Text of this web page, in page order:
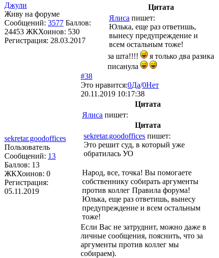
Джули
Живу на форуме
Сообщений: 3577 Баллов:
24453 ЖКХоинов: 530
Регистрация: 28.03.2017
Цитата
Ялиса пишет:
Юлька, еще раз ответишь,
вынесу предупреждение и
всем остальным тоже!
за шта!!!!
я только два разика
писанула
sekretar.goodoffices
Пользователь
Сообщений: 13
Баллов: 13
ЖКХоинов: 0
Регистрация:
05.11.2019
#38
Это нравится:0Да/0Нет
20.11.2019 10:17:38
Цитата
Ялиса пишет:
Цитата
sekretar.goodoffices пишет:
Это решит суд, в который уже
обратилась УО
Народ, все, точка! Вы помогаете
собственнику собирать аргументы
против коллег Правила форума!
Юлька, еще раз ответишь, вынесу
предупреждение и всем остальным
тоже!
Если Вас не затруднит, можно даже в
личные сообщения, пояснить, что за
аргументы против коллег мы
собираем).